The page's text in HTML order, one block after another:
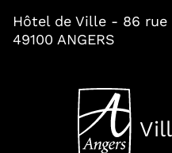
Hôtel de Ville - 86 rue
49100 ANGERS
, Ouvre